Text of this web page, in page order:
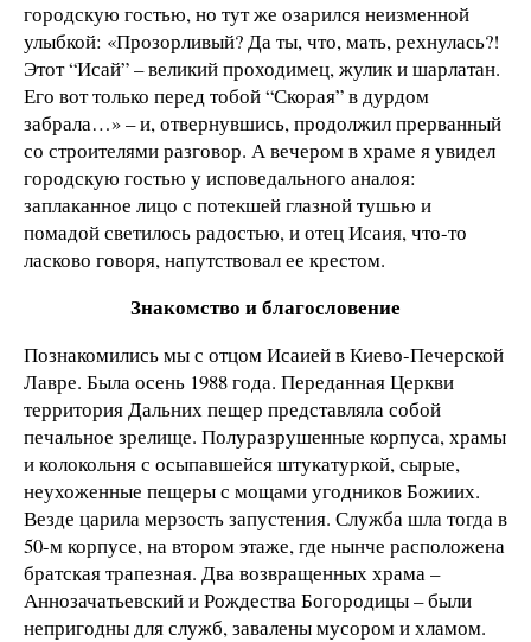
городскую гостью, но тут же озарился неизменной
улыбкой: «Прозорливый? Да ты, что, мать, рехнулась?!
Этот “Исай” – великий проходимец, жулик и шарлатан.
Его вот только перед тобой “Скорая” в дурдом
забрала…» – и, отвернувшись, продолжил прерванный
со строителями разговор. А вечером в храме я увидел
городскую гостью у исповедального аналоя:
заплаканное лицо с потекшей глазной тушью и
помадой светилось радостью, и отец Исаия, что-то
ласково говоря, напутствовал ее крестом.
Знакомство и благословение
Познакомились мы с отцом Исаией в Киево-Печерской
Лавре. Была осень 1988 года. Переданная Церкви
территория Дальних пещер представляла собой
печальное зрелище. Полуразрушенные корпуса, храмы
и колокольня с осыпавшейся штукатуркой, сырые,
неухоженные пещеры с мощами угодников Божиих.
Везде царила мерзость запустения. Служба шла тогда в
50-м корпусе, на втором этаже, где нынче расположена
братская трапезная. Два возвращенных храма –
Аннозачатьевский и Рождества Богородицы – были
непригодны для служб, завалены мусором и хламом.